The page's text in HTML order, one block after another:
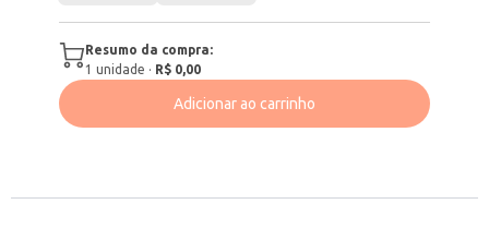
Resumo da compra:
1 unidade · R$ 0,00
Adicionar ao carrinho